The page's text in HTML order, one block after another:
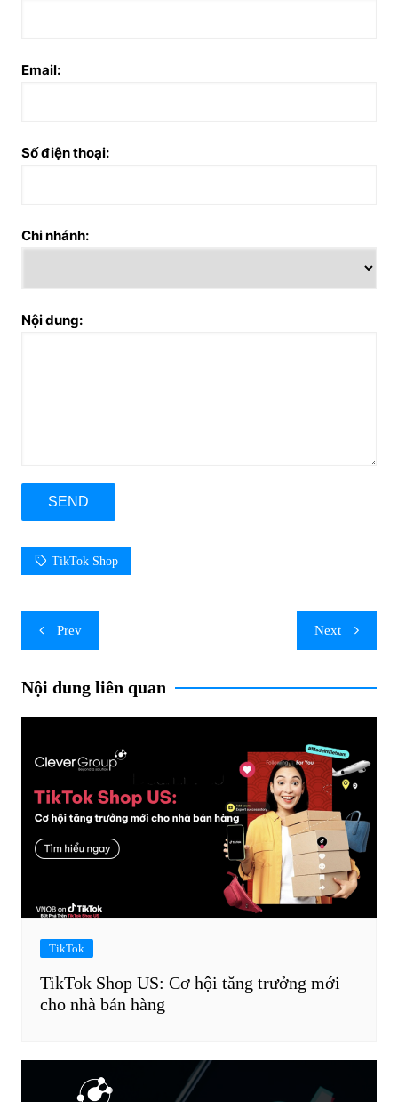
Email:
Số điện thoại:
Chi nhánh:
Nội dung:
TikTok Shop
Post
navigation
Prev Next
Nội dung liên quan
TikTok
TikTok Shop US: Cơ hội tăng trưởng mới
cho nhà bán hàng